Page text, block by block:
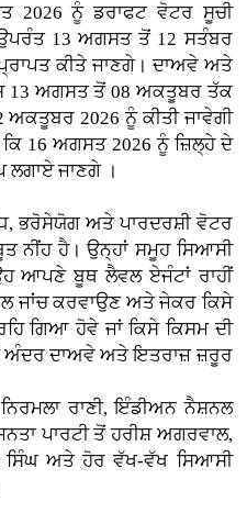
2026 ਨੂੰ ਡਰਾਫਟ ਵੋਟਰ ਸੂਚੀ
ਉਪਰੰਤ 13 ਅਗਸਤ ਤੋਂ 12 ਸਤੰਬਰ
ਕੀਤੇ ਜਾਣਗੇ। ਦਾਅਵੇ ਅਤੇ
13 ਅਗਸਤ ਤੋਂ 08 ਅਕਤੂਬਰ ਤੱਕ
ਅਕਤੂਬਰ 2026 ਨੂੰ ਕੀਤੀ ਜਾਵੇਗੀ
ਕਿ 16 ਅਗਸਤ 2026 ਨੂੰ ਜ਼ਿਲ੍ਹੇ ਦੇ
ਲਗਾਏ ਜਾਣਗੇ ।
ਭਰੋਸੇਯੋਗ ਅਤੇ ਪਾਰਦਰਸ਼ੀ ਵੋਟਰ
ਨੀਂਹ ਹੈ। ਉਨ੍ਹਾਂ ਸਮੂਹ ਸਿਆਸੀ
ਆਪਣੇ ਬੂਥ ਲੈਵਲ ਏਜੰਟਾਂ ਰਾਹੀਂ
ਜਾਂਚ ਕਰਵਾਉਣ ਅਤੇ ਜੇਕਰ ਕਿਸੇ
ਗਿਆ ਹੋਵੇ ਜਾਂ ਕਿਸੇ ਕਿਸਮ ਦੀ
ਅੰਦਰ ਦਾਅਵੇ ਅਤੇ ਇਤਰਾਜ਼ ਜ਼ਰੂਰ
ਨਿਰਮਲਾ ਰਾਣੀ, ਇੰਡੀਅਨ ਨੈਸ਼ਨਲ
ਪਾਰਟੀ ਤੋਂ ਹਰੀਸ਼ ਅਗਰਵਾਲ,
ਸਿੰਘ ਅਤੇ ਹੋਰ ਵੱਖ-ਵੱਖ ਸਿਆਸੀ